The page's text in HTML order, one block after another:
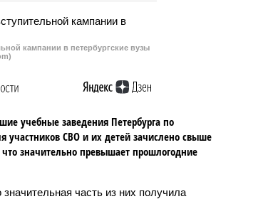
территорию рядом с мусорной
кампании в петербургские вузы
учебные заведения Петербурга по
участников СВО и их детей зачислено свыше
значительно превышает прошлогодние
часть из них получила